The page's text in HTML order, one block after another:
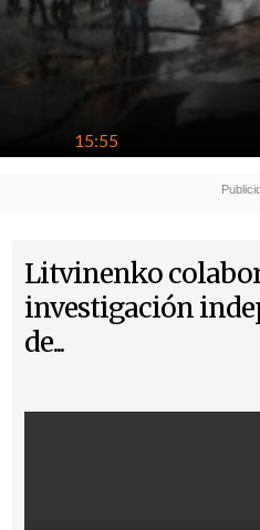
15:55
Litvinenko
investigación
de...